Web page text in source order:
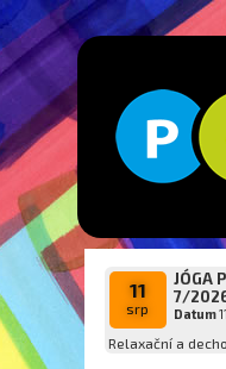
11
srp
JÓGA
7/
Datum
Relaxační a